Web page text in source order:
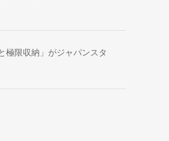
極限収納」がジャパンスタ